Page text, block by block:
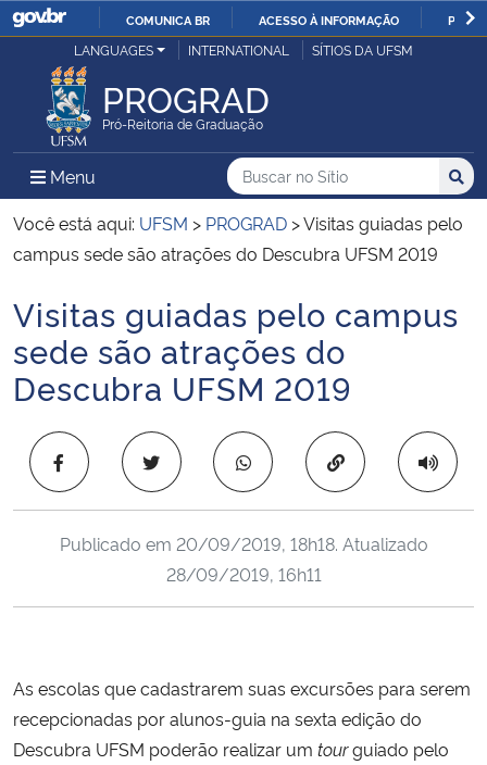
IR
O
COMUNICA BR ACESSO À INFORMAÇÃO
Ministério da Justiça e Segurança Pública
Ministério da Defesa
Ministério das Relações Exteriores
Ministério da Infraestrutura
Ministério da Agricultura, Pecuária e Abastecimento
Ministério da Educação
Ministério do Meio Ambiente
LANGUAGES INTERNATIONAL SÍTIOS DA UFSM
PROGRAD
Pró-Reitoria de Graduação
Menu Menu Principal do Sítio
Busca
Buscar no no Sítio
Busca:
Você está aqui: UFSM > PROGRAD >Visitas guiadas pelo
campus sede são atrações do Descubra UFSM 2019
Início do conteúdo
Visitas guiadas pelo campus
sede são atrações do
Descubra UFSM 2019
Copiar para área
Publicado em 20/09/2019, 18h18. Atualizado
28/09/2019, 16h11
As escolas que cadastrarem suas excursões para serem
recepcionadas por alunos-guia na sexta edição do
Descubra UFSM poderão realizar um tourguiado pelo